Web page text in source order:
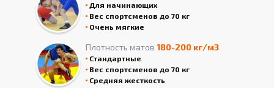
Для начинающих
Вес спортсменов до 70 кг
Очень мягкие
Плотность матов 180-200 кг/м3
Стандартные
Вес спортсменов до 70 кг
Средняя жесткость